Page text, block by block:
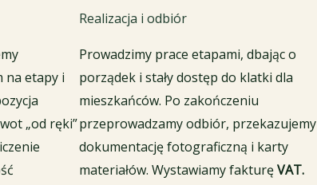
na etapy i
„od ręki”
Realizacja i odbiór
Prowadzimy prace etapami, dbając o
porządek i stały dostęp do klatki dla
mieszkańców. Po zakończeniu
przeprowadzamy odbiór, przekazujemy
dokumentację fotograficzną i karty
materiałów. Wystawiamy fakturęVAT.